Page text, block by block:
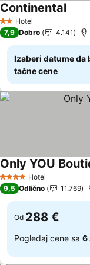
2 Zvezdice
Hotel
Continental
7,9 Dobro 4.141
Izaberi datume da
tačne cene
4 ZvezdiceHotel
Only YOU
9,5 Odlično 11.769
Od 288 €
Pogledaj cene sa 6